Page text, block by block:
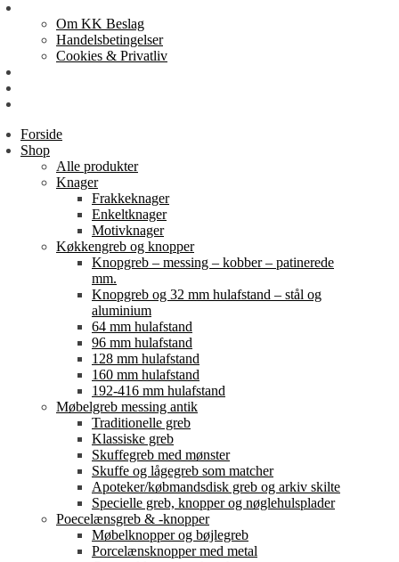
Om KK Beslag
Handelsbetingelser
Cookies & Privatliv
Forside
Shop
Alle produkter
Knager
Frakkeknager
Enkeltknager
Motivknager
Køkkengreb og knopper
Knopgreb – messing – kobber – patinerede
mm.
Knopgreb og 32 mm hulafstand – stål og
aluminium
64 mm hulafstand
96 mm hulafstand
128 mm hulafstand
160 mm hulafstand
192-416 mm hulafstand
Møbelgreb messing antik
Traditionelle greb
Klassiske greb
Skuffegreb med mønster
Skuffe og lågegreb som matcher
Apoteker/købmandsdisk greb og arkiv skilte
Specielle greb, knopper og nøglehulsplader
Poecelænsgreb & -knopper
Møbelknopper og bøjlegreb
Porcelænsknopper med metal